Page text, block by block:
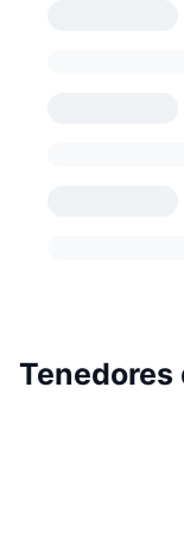
Tenedores